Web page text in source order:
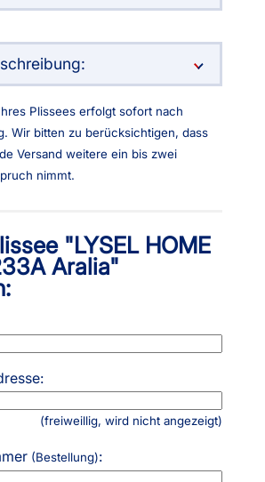
Plissees erfolgt sofort nach
Wir bitten zu berücksichtigen, dass
Versand weitere ein bis zwei
nimmt.
"LYSEL HOME
Aralia"
(freiweillig, wird nicht angezeigt)
(Bestellung):